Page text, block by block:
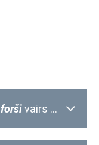
foršivairs nav skaužams literārajā valodā?